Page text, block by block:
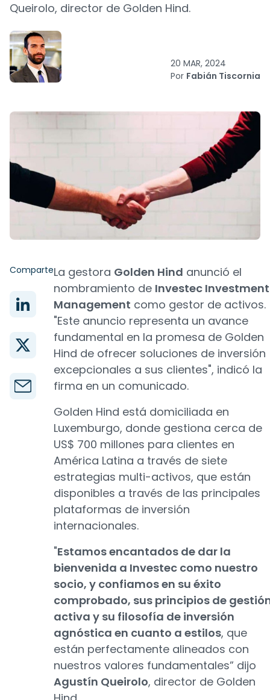
Queirolo, director de Golden Hind.
20 MAR, 2024
Por Fabián Tiscornia
ComparteLa gestora Golden Hind anunció el
nombramiento de Investec Investment
Management como gestor de activos.
"Este anuncio representa un avance
fundamental en la promesa de Golden
Hind de ofrecer soluciones de inversión
excepcionales a sus clientes", indicó la
firma en un comunicado.
Golden Hind está domiciliada en
Luxemburgo, donde gestiona cerca de
US$ 700 millones para clientes en
América Latina a través de siete
estrategias multi-activos, que están
disponibles a través de las principales
plataformas de inversión
internacionales.
"Estamos encantados de dar la
bienvenida a Investec como nuestro
socio, y confiamos en su éxito
comprobado, sus principios de
activa y su filosofía de inversión
agnóstica en cuanto a estilos, que
están perfectamente alineados con
nuestros valores fundamentales” dijo
Agustín Queirolo, director de Golden